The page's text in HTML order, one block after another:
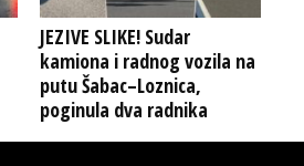
JEZIVE SLIKE! Sudar
kamiona i radnog vozila na
putu Šabac–Loznica,
poginula dva radnika